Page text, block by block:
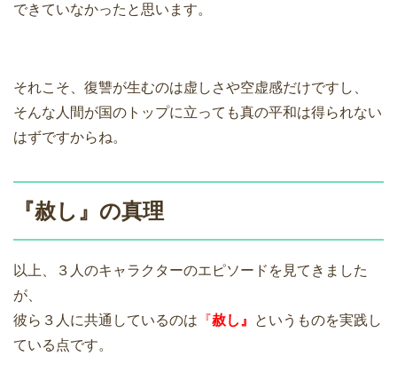
できていなかったと思います。
それこそ、復讐が生むのは虚しさや空虚感だけですし、
そんな人間が国のトップに立っても真の平和は得られない
はずですからね。
『赦し』の真理
以上、３人のキャラクターのエピソードを見てきました
が、
彼ら３人に共通しているのは 『赦し』
というものを実践し
ている点です。